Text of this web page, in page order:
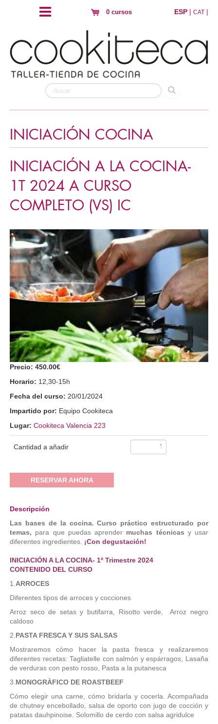
0 cursos ESP | CAT |
INICIACIÓN COCINA
INICIACIÓN A LA COCINA-
1T 2024 A CURSO
COMPLETO (VS) IC
Precio: 450.00€
Horario: 12,30-15h
Fecha del curso: 20/01/2024
Impartido por: Equipo Cookiteca
Lugar: Cookiteca Valencia 223
Cantidad a añadir
RESERVAR AHORA
Descripción
Las bases de la cocina. Curso práctico estructurado por
temas, para que puedas aprender muchas técnicas y usar
diferentes ingredientes. ¡Con degustación!
INICIACIÓN A LA COCINA- 1º Trimestre 2024
CONTENIDO DEL CURSO
1. ARROCES
Diferentes tipos de arroces y cocciones
Arroz seco de setas y butifarra, Risotto verde, Arroz negro
caldoso
2. PASTA FRESCA Y SUS SALSAS
Mostraremos cómo hacer la pasta fresca y realizaremos
diferentes recetas: Tagliatelle con salmón y espárragos, Lasaña
de verduras con pesto rosso, Pasta a la putanesca
3. MONOGRÀFICO DE ROASTBEEF
Cómo elegir una carne, cómo bridarla y cocerla. Acompañada
de chutney encebollado, salsa de oporto con jugo de cocción y
patatas dauhpinoise. Solomillo de cerdo con salsa agridulce